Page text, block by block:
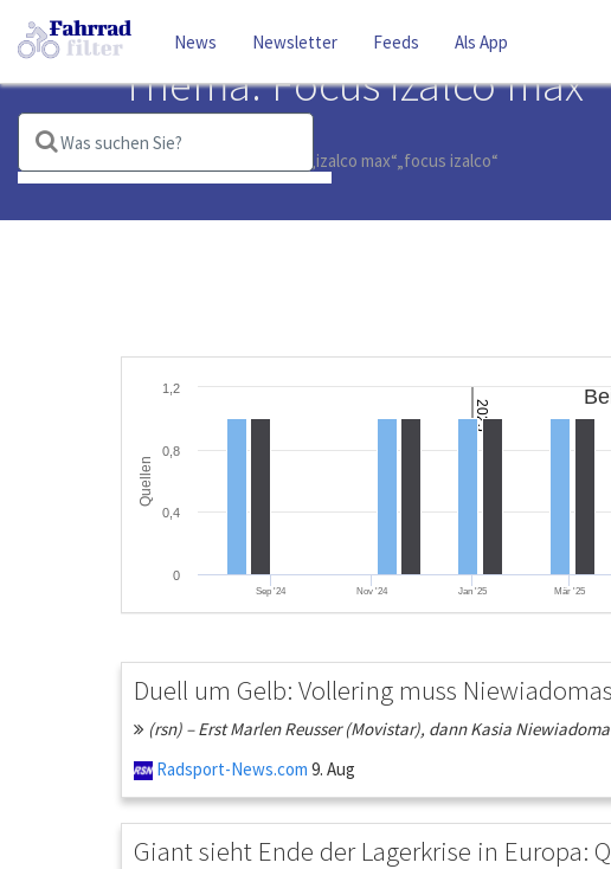
News Newsletter Feeds Als App
Thema: Focus izalco max
Suchbegriffe:
izalco max focus izalco
2025
Quellen
Sep '24 Nov '24 Jan '25 Mär '25
0
0,4
0,8
1,2
Duell um Gelb: Vollering muss
(rsn) – Erst Marlen Reusser (Movistar), dann Kasia
Radsport-News.com 9. Aug
Giant sieht Ende der Lagerkrise in Europa: